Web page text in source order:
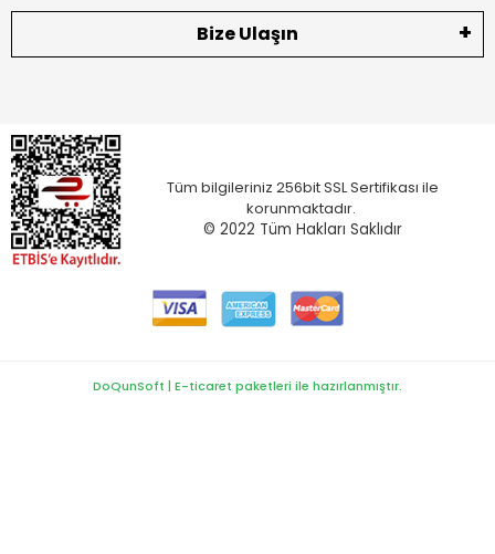
Bize Ulaşın
Tüm bilgileriniz 256bit SSL Sertifikası ile
korunmaktadır.
© 2022 Tüm Hakları Saklıdır
DoQunSoft | E-ticaret paketleri ile hazırlanmıştır.